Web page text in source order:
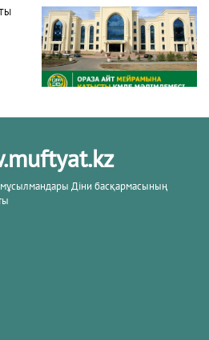
мұсылмандары Діни басқармасының